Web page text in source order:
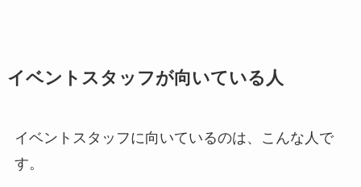
イベントスタッフが向いている人
イベントスタッフに向いているのは、こんな人で
す。